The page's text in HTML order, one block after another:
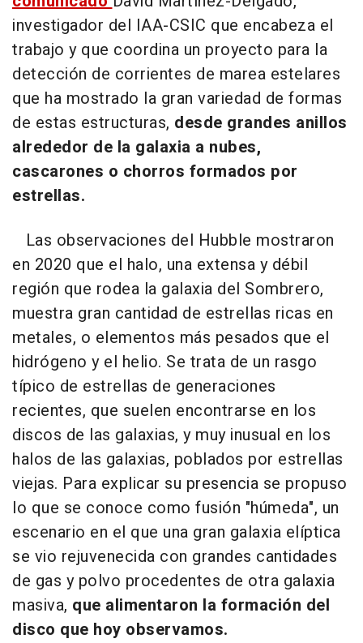
investigador del IAA-CSIC que encabeza el
trabajo y que coordina un proyecto para la
detección de corrientes de marea estelares
que ha mostrado la gran variedad de formas
de estas estructuras, desde grandes anillos
alrededor de la galaxia a nubes,
cascarones o chorros formados por
estrellas.
Las observaciones del Hubble mostraron
en 2020 que el halo, una extensa y débil
región que rodea la galaxia del Sombrero,
muestra gran cantidad de estrellas ricas en
metales, o elementos más pesados que el
hidrógeno y el helio. Se trata de un rasgo
típico de estrellas de generaciones
recientes, que suelen encontrarse en los
discos de las galaxias, y muy inusual en los
halos de las galaxias, poblados por estrellas
viejas. Para explicar su presencia se propuso
lo que se conoce como fusión "húmeda", un
escenario en el que una gran galaxia elíptica
se vio rejuvenecida con grandes cantidades
de gas y polvo procedentes de otra galaxia
masiva, que alimentaron la formación del
disco que hoy observamos.